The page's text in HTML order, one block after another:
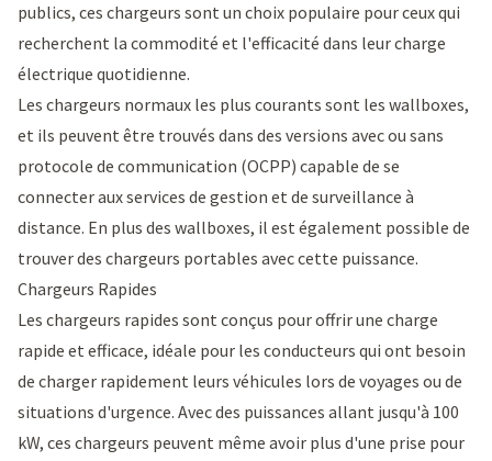
publics, ces chargeurs sont un choix populaire pour ceux qui
recherchent la commodité et l'efficacité dans leur charge
électrique quotidienne.
Les chargeurs normaux les plus courants sont les wallboxes,
et ils peuvent être trouvés dans des versions avec ou sans
protocole de communication (OCPP) capable de se
connecter auxservices de gestion et de surveillance à
distance. En plus des wallboxes, il est également possible de
trouver des chargeurs portables avec cette puissance.
Chargeurs Rapides
Les chargeurs rapides sont conçus pour offrir une charge
rapide et efficace, idéale pour les conducteurs qui ont besoin
de charger rapidement leurs véhicules lors de voyages ou de
situations d'urgence. Avec des puissances allant jusqu'à 100
kW, ces chargeurs peuvent même avoir plus d'une prise pour